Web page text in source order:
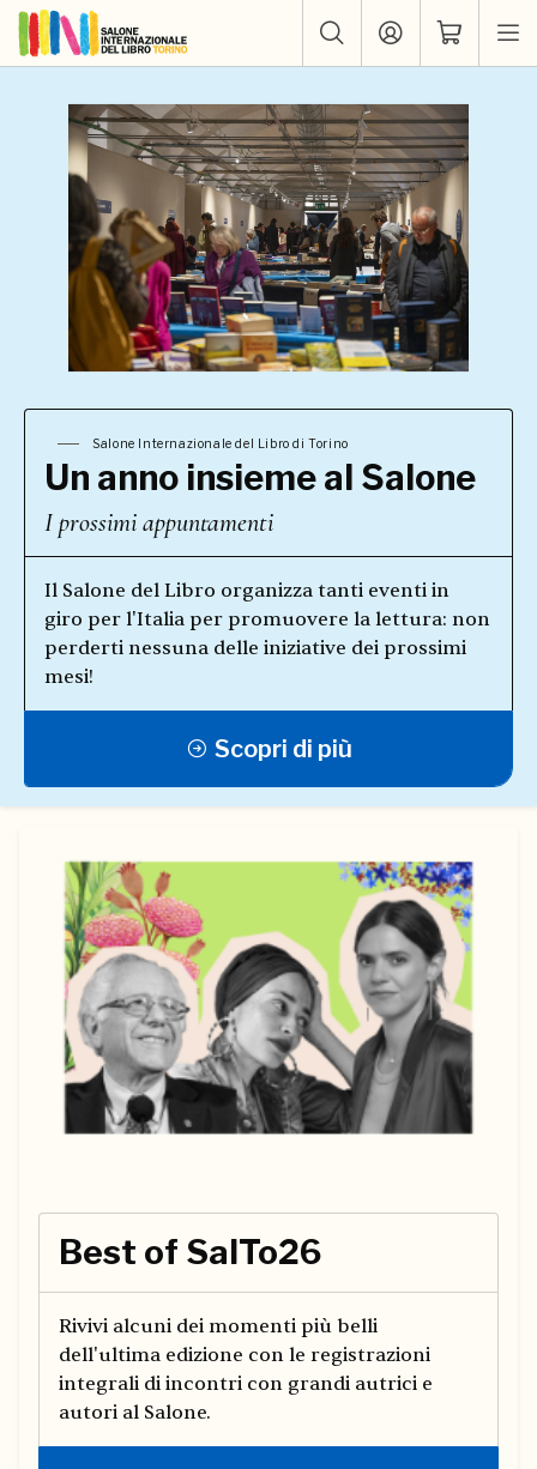
Salone Internazionale del Libro di Torino
Un anno insieme al Salone
I prossimi appuntamenti
Il Salone del Libro organizza tanti eventi in
giro per l'Italia per promuovere la lettura: non
perderti nessuna delle iniziative dei prossimi
mesi!
Scopri di più
Best of SalTo26
Rivivi alcuni dei momenti più belli
dell'ultima edizione con le registrazioni
integrali di incontri con grandi autrici e
autori al Salone.